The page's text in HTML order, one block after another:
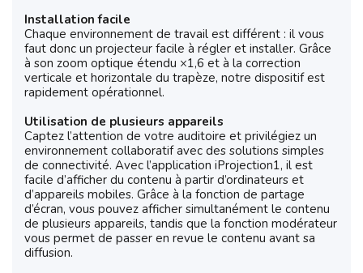
Installation facile
Chaque environnement de travail est différent : il vous
faut donc un projecteur facile à régler et installer. Grâce
à son zoom optique étendu ×1,6 et à la correction
verticale et horizontale du trapèze, notre dispositif est
rapidement opérationnel.
Utilisation de plusieurs appareils
Captez l’attention de votre auditoire et privilégiez un
environnement collaboratif avec des solutions simples
de connectivité. Avec l’application iProjection1, il est
facile d’afficher du contenu à partir d’ordinateurs et
d’appareils mobiles. Grâce à la fonction de partage
d’écran, vous pouvez afficher simultanément le contenu
de plusieurs appareils, tandis que la fonction modérateur
vous permet de passer en revue le contenu avant sa
diffusion.